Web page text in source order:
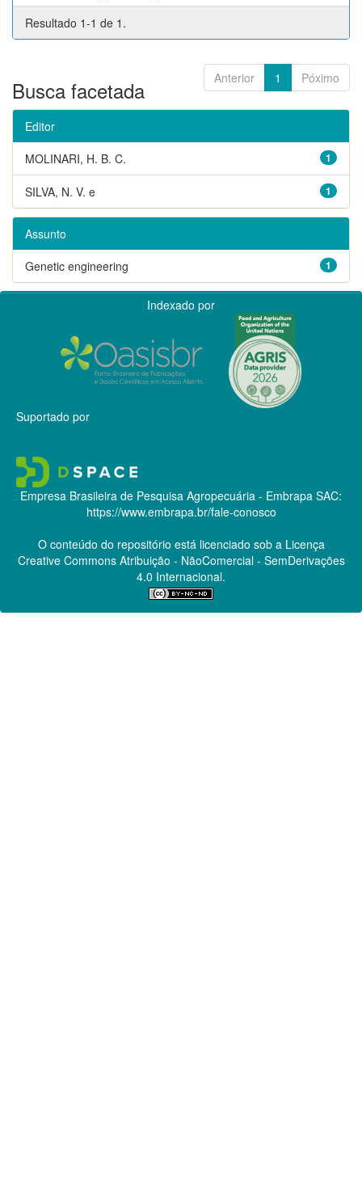
Resultado 1-1 de 1.
Anterior 1 Póximo
Busca facetada
Editor
1
MOLINARI, H. B. C.
1
SILVA, N. V. e
Assunto
1
Genetic engineering
Indexado por
Suportado por
Empresa Brasileira de Pesquisa Agropecuária - Embrapa SAC:
https://www.embrapa.br/fale-conosco
O conteúdo do repositório está licenciado sob a Licença
Creative CommonsAtribuição - NãoComercial - SemDerivações
4.0 Internacional.